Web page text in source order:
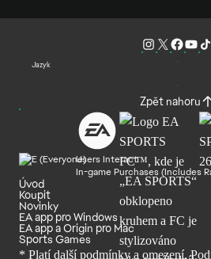
Jazyk
Zpět nahoru
Users Interact
In-game Purchases (Includes
Úvod
Koupit
Novinky
EA app pro Windows
EA app a Origin pro Mac
Sports Games
* Platí další podmínky a omezení.